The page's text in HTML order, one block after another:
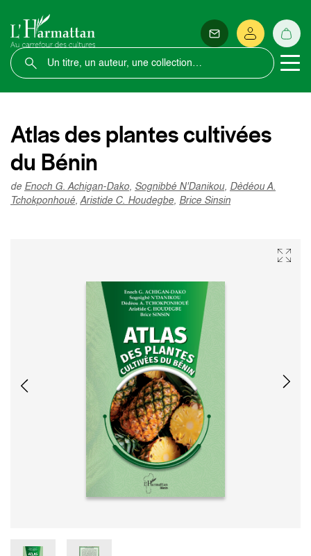
Atlas des plantes cultivées
du Bénin
de Enoch G. Achigan-Dako, Sognibbé N'Danikou, Dèdéou A.
Tchokponhoué, Aristide C. Houdegbe, Brice Sinsin